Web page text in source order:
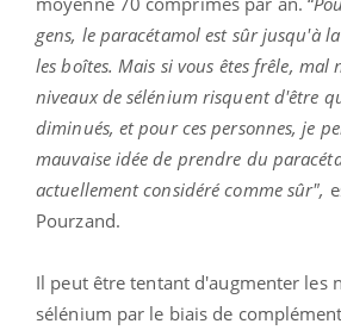
gens, le paracétamol est sûr jusqu'à
les boîtes. Mais si vous êtes frêle, mal
niveaux de sélénium risquent d'être
diminués, et pour ces personnes, je
mauvaise idée de prendre du
actuellement considéré comme sûr",
Pourzand.
Il peut être tentant d'augmenter les
sélénium par le biais de